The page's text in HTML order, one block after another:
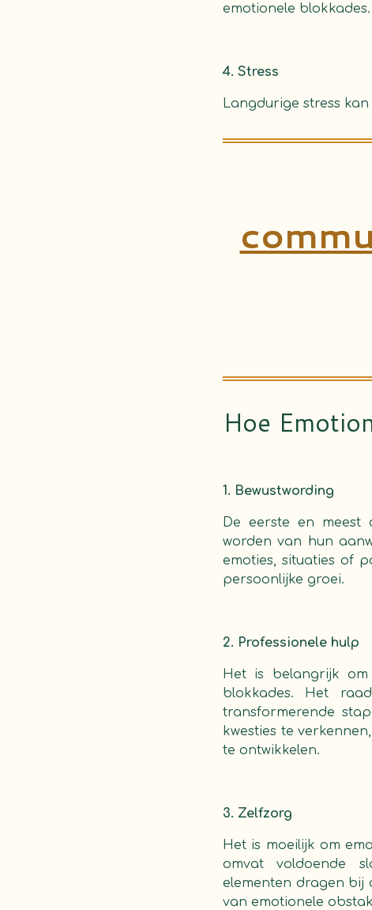
emotionele blokkades.
4. Stress
Langdurige stress
Hoe
1. Bewustwording
De eerste en meest
worden van hun
emoties, situaties of
persoonlijke groei.
2. Professionele hulp
Het is belangrijk
blokkades. Het
transformerende
kwesties te
te ontwikkelen.
3. Zelfzorg
Het is moeilijk om
omvat voldoende
elementen dragen bij
van emotionele